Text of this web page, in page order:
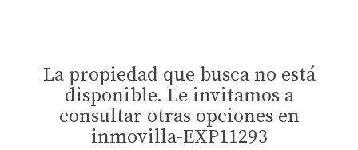
La propiedad que busca no está
disponible. Le invitamos a
consultar otras opciones en
inmovilla-EXP11293